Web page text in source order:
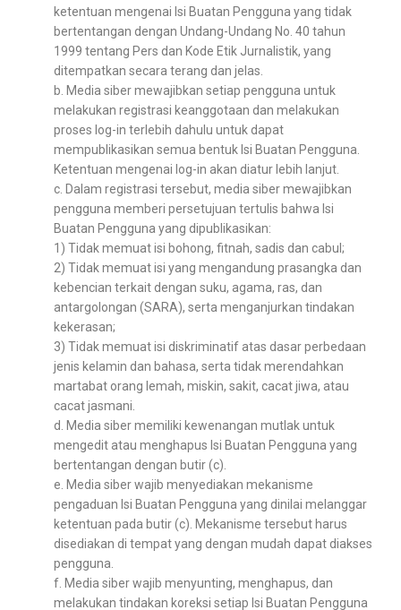
ketentuan mengenai Isi Buatan Pengguna yang tidak
bertentangan dengan Undang-Undang No. 40 tahun
1999 tentang Pers dan Kode Etik Jurnalistik, yang
ditempatkan secara terang dan jelas.
b. Media siber mewajibkan setiap pengguna untuk
melakukan registrasi keanggotaan dan melakukan
proses log-in terlebih dahulu untuk dapat
mempublikasikan semua bentuk Isi Buatan Pengguna.
Ketentuan mengenai log-in akan diatur lebih lanjut.
c. Dalam registrasi tersebut, media siber mewajibkan
pengguna memberi persetujuan tertulis bahwa Isi
Buatan Pengguna yang dipublikasikan:
1) Tidak memuat isi bohong, fitnah, sadis dan cabul;
2) Tidak memuat isi yang mengandung prasangka dan
kebencian terkait dengan suku, agama, ras, dan
antargolongan (SARA), serta menganjurkan tindakan
kekerasan;
3) Tidak memuat isi diskriminatif atas dasar perbedaan
jenis kelamin dan bahasa, serta tidak merendahkan
martabat orang lemah, miskin, sakit, cacat jiwa, atau
cacat jasmani.
d. Media siber memiliki kewenangan mutlak untuk
mengedit atau menghapus Isi Buatan Pengguna yang
bertentangan dengan butir (c).
e. Media siber wajib menyediakan mekanisme
pengaduan Isi Buatan Pengguna yang dinilai melanggar
ketentuan pada butir (c). Mekanisme tersebut harus
disediakan di tempat yang dengan mudah dapat diakses
pengguna.
f. Media siber wajib menyunting, menghapus, dan
melakukan tindakan koreksi setiap Isi Buatan Pengguna